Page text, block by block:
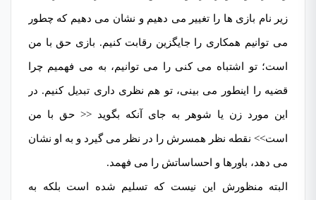
زیر نام بازی ها را تغییر می دهیم و نشان می دهیم که چطور
می توانیم همکاری را جایگزین رقابت کنیم. بازی حق با من
است؛ تو اشتباه می کنی را می توانیم، به می فهمیم چرا
قضیه را اینطور می بینی، تو هم نظری داری تبدیل کنیم. در
این مورد زن یا شوهر به جای آنکه بگوید << حق با من
است>> نقطه نظر همسرش را در نظر می گیرد و به او نشان
می دهد، باورها و احساساتش را می فهمد.
البته منظورش این نیست که تسلیم شده است بلکه به